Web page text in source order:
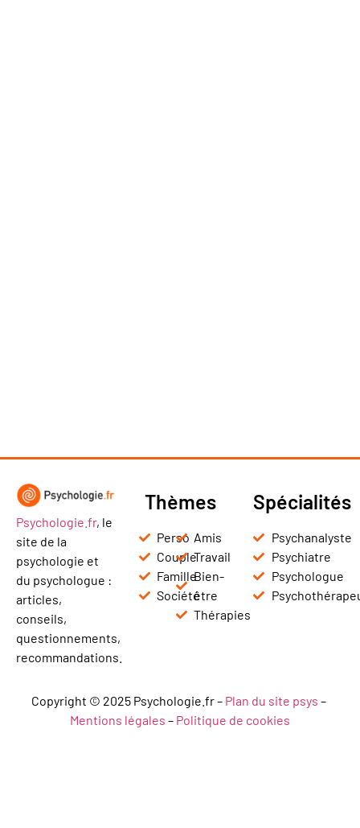
Psychologie.fr, le
site de la
psychologie et
du psychologue :
articles,
conseils,
questionnements,
recommandations.
Thèmes
Perso
Couple
Famille
Société
Amis
Travail
Bien-
être
Thérapies
Spécialités
Psychanalyste
Psychiatre
Psychologue
Copyright © 2025 Psychologie.fr – Plan du site psys –
Mentions légales – Politique de cookies